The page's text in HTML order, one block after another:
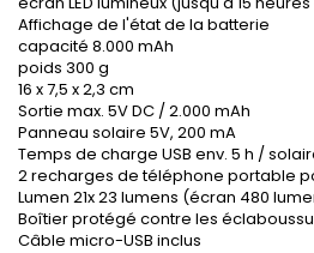
Affichage de l'état de la batterie
capacité 8.000 mAh
poids 300 g
16 x 7,5 x 2,3 cm
Sortie max. 5V DC / 2.000 mAh
Panneau solaire 5V, 200 mA
Temps de charge USB env. 5 h /
2 recharges de téléphone portable
Lumen 21x 23 lumens (écran 480
Boîtier protégé contre les
Câble micro-USB inclus